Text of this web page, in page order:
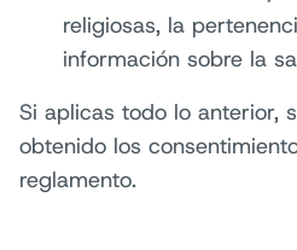
religiosas, la
información sobre la
Si aplicas todo lo anterior,
obtenido los
reglamento.